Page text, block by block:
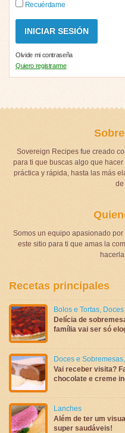
Recuérdame
Olvide mi contraseña
Quiero registrarme
Sovereign Recipes fue creado
para ti que buscas algo que
práctica y rápida, hasta las más
de
Somos un equipo apasionado
este sitio para ti que amas la
Recetas principales
Bolos e Tortas,
Delícia de
família vai ser só
Doces e Sobremesas,
Vai receber visita?
chocolate e creme
Lanches
Além de ter um
super saudáveis!